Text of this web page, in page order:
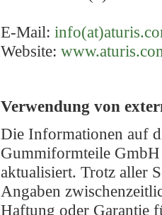
E-Mail:
Website:
Verwendung von
Die Informationen auf
Gummiformteile
aktualisiert. Trotz aller
Angaben
Haftung oder Garantie